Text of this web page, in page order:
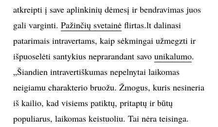
MENAS
ĮDOMYBĖS
ISTORIJA
KNYGOS
atkreipti į save aplinkinių dėmesį ir bendravimas juos
gali varginti. Pažinčių svetainėflirtas.lt dalinasi
patarimais intravertams, kaip sėkmingai užmegzti ir
išpuoselėti santykius neprarandant savo unikalumo.
„Šiandien intravertiškumas nepelnytai laikomas
neigiamu charakterio bruožu. Žmogus, kuris nesineria
iš kailio, kad visiems patiktų, pritaptų ir būtų
populiarus, laikomas keistuoliu. Tai nėra teisinga.